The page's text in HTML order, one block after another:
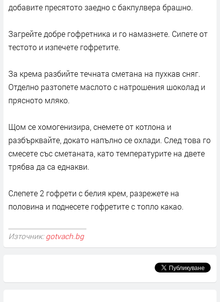
добавите пресятото заедно с бакпулвера брашно.
Загрейте добре гофретника и го намазнете. Сипете от
тестото и изпечете гофретите.
За крема разбийте течната сметана на пухкав сняг.
Отделно разтопете маслото с натрошения шоколад и
прясното мляко.
Щом се хомогенизира, снемете от котлона и
разбърквайте, докато напълно се охлади. След това го
смесете със сметаната, като температурите на двете
трябва да са еднакви.
Слепете 2 гофрети с белия крем, разрежете на
половина и поднесете гофретите с топло какао.
Източник: gotvach.bg